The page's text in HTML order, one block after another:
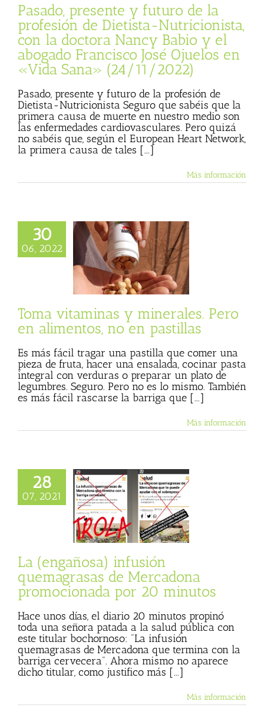
Vida
Sana
Pasado, presente y futuro de la
profesión de Dietista-Nutricionista,
con la doctora Nancy Babio y el
abogado Francisco José Ojuelos en
«Vida Sana» (24/11/2022)
Pasado, presente y futuro de la profesión de
Dietista-Nutricionista Seguro que sabéis que la
primera causa de muerte en nuestro medio son
las enfermedades cardiovasculares. Pero quizá
no sabéis que, según el European Heart Network,
la primera causa de tales [...]
Más información
30
06, 2022
vitaminas y
Pero en
no en pastillas
Basulto
Toma vitaminas y minerales. Pero
en alimentos, no en pastillas
Es más fácil tragar una pastilla que comer una
pieza de fruta, hacer una ensalada, cocinar pasta
integral con verduras o preparar un plato de
legumbres. Seguro. Pero no es lo mismo. También
es más fácil rascarse la barriga que [...]
Más información
28
07, 2021
infusión
de
promocionada
BasultoLa (engañosa) infusión
quemagrasas de Mercadona
promocionada por 20 minutos
Hace unos días, el diario 20 minutos propinó
toda una señora patada a la salud pública con
este titular bochornoso: "La infusión
quemagrasas de Mercadona que termina con la
barriga cervecera". Ahora mismo no aparece
dicho titular, como justifico más [...]
Más información